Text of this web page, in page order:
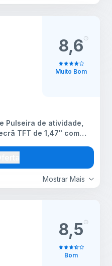
Mostrar Mais
Pulseira de atividade,
TFT de 1,47" com
8,6
Muito Bom
8,5
Bom